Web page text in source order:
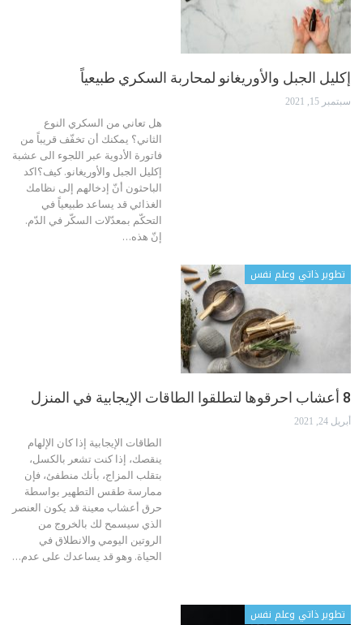
إكليل الجبل والأوريغانو لمحاربة السكري طبيعياً
سبتمبر 15, 2021
هل تعاني من السكري النوع
الثاني؟ يمكنك أن تخفّف قريباً من
فاتورة الأدوية عبر اللجوء الى عشبة
إكليل الجبل والأوريغانو. كيف؟اكد
الباحثون أنّ إدخالهم إلى نظامك
الغذائي قد يساعد طبيعياً في
التحكّم بمعدّلات السكّر في الدّم.
إنّ هذه…
تطوير ذاتي وعلم نفس
8 أعشاب احرقوها لتطلقوا الطاقات الإيجابية في المنزل
أبريل 24, 2021
الطاقات الإيجابية إذا كان الإلهام
ينقصك، إذا كنت تشعر بالكسل،
بتقلب المزاج، بأنك منطفئ، فإن
ممارسة طقس التطهير بواسطة
حرق أعشاب معينة قد يكون العنصر
الذي سيسمح لك بالخروج من
الروتين اليومي والانطلاق في
الحياة. وهو قد يساعدك على عدم…
تطوير ذاتي وعلم نفس